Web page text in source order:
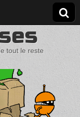
tout le reste